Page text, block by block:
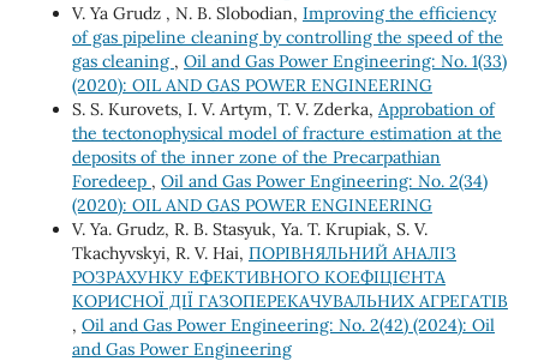
V. Ya Grudz , N. B. Slobodian, Improving the efficiency
of gas pipeline cleaning by controlling the speed of the
gas cleaning , Oil and Gas Power Engineering: No. 1(33)
(2020): OIL AND GAS POWER ENGINEERING
S. S. Kurovets, І. V. Artym, Т. V. Zderka, Approbation of
the tectonophysical model of fracture estimation at the
deposits of the inner zone of the Precarpathian
Foredeep , Oil and Gas Power Engineering: No. 2(34)
(2020): OIL AND GAS POWER ENGINEERING
V. Ya. Grudz, R. B. Stasyuk, Ya. T. Krupiak, S. V.
Tkachyvskyi, R. V. Hai, ПОРІВНЯЛЬНИЙ АНАЛІЗ
РОЗРАХУНКУ ЕФЕКТИВНОГО КОЕФІЦІЄНТА
КОРИСНОЇ ДІЇ ГАЗОПЕРЕКАЧУВАЛЬНИХ АГРЕГАТІВ
, Oil and Gas Power Engineering: No. 2(42) (2024): Oil
and Gas Power Engineering